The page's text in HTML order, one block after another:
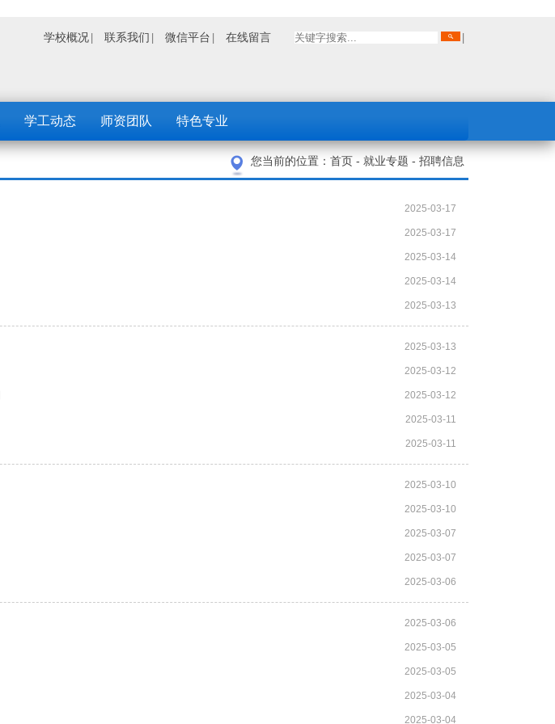
学校概况 联系我们 微信平台 在线留言
学工动态 师资团队 特色专业
您当前的位置： 首页 - 就业专题 - 招聘信息
2025-03-17
2025-03-17
2025-03-14
2025-03-14
2025-03-13
2025-03-13
2025-03-12
2025-03-12
2025-03-11
2025-03-11
2025-03-10
2025-03-10
2025-03-07
2025-03-07
2025-03-06
2025-03-06
2025-03-05
2025-03-05
2025-03-04
2025-03-04